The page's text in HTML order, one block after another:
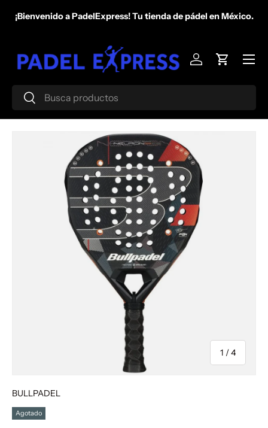
Ir al contenido
¡Bienvenido a PadelExpress! Tu tienda de pádel en México.
Buscar
Buscar
Iniciar sesión
Carrito
Menú
Ir directamente a la información del producto
1 /de
4
BULLPADEL
Agotado